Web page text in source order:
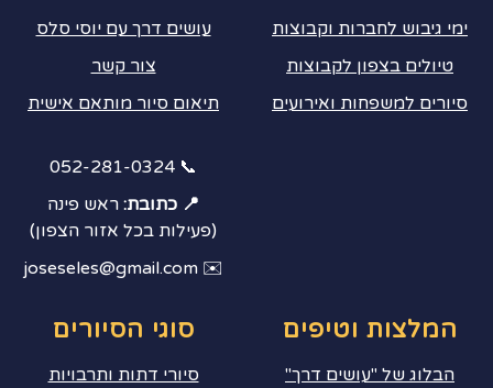
עושים דרך עם יוסי סלס
צור קשר
תיאום סיור מותאם אישית
📞 052-281-0324
📍 כתובת: ראש פינה
(פעילות בכל אזור הצפון)
✉️ joseseles@gmail.com
ימי גיבוש לחברות וקבוצות
טיולים בצפון לקבוצות
סיורים למשפחות ואירועים
סוגי הסיורים
סיורי דתות ותרבויות
המלצות וטיפים
הבלוג של "עושים דרך"